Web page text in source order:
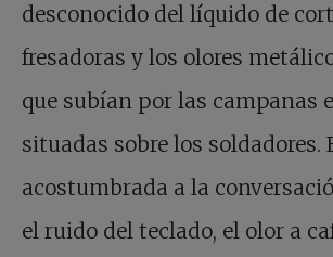
desconocido del líquido de
fresadoras y los olores
que subían por las campanas
situadas sobre los soldadores.
acostumbrada a la
el ruido del teclado, el olor a